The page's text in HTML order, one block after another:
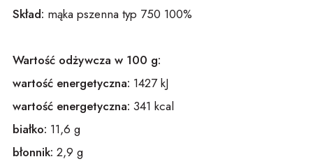
Skład: mąka pszenna typ 750 100%
Wartość odżywcza w 100 g:
wartość energetyczna: 1427 kJ
wartość energetyczna: 341 kcal
białko: 11,6 g
błonnik: 2,9 g